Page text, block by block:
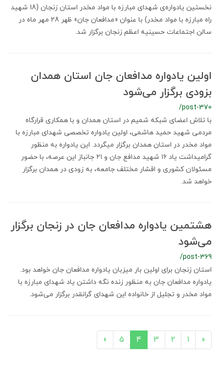
نخستین یادواره‌ی شهدای مبارزه با مواد مخدر استان زنجان (18 شهید
راه مبارزه با مواد مخدر) با عنوان «مدافعان جان» ظهر 28 مهر ماه در
سالن اجتماعات حسینیه اعظم زنجان برگزار شد.
اولین یادواره مدافعان جان استان همدان
بزودی برگزار می‌شود
/post-370
با تلاش اعضای شبکه شمیم در استان همدان و با همکاری قرارگاه
مردمی شهید حمید هاشمی، اولین یادواره تخصصی شهدای مبارزه با
مواد مخدر در استان همدان برگزار میگردد. این یادواره به منظور
گرامیداشت یاد ۱۶ شهید مدافع جان و ۲۱ جانباز این عرصه، با حضور
مسئولان کشوری و اقشار مختلف جامعه، به زودی در همدان برگزار
خواهد شد.
هشتمین یادواره مدافعان جان در زنجان برگزار
می‌شود
/post-369
استان زنجان برای اولین بار میزبان یادواره مدافعان جان خواهد بود.
یادواره مدافعان جان به منظور زنده نگه داشتن یاد شهدای مبارزه با
مواد مخدر و تجلیل از خانواده این شهدای گرانقدر برگزار می‌شود.
«
1
2
3
4
5
»